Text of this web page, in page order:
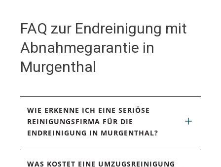
FAQ zur Endreinigung mit
Abnahmegarantie in
Murgenthal
WIE ERKENNE ICH EINE SERIÖSE
REINIGUNGSFIRMA FÜR DIE
ENDREINIGUNG IN MURGENTHAL?
WAS KOSTET EINE UMZUGSREINIGUNG